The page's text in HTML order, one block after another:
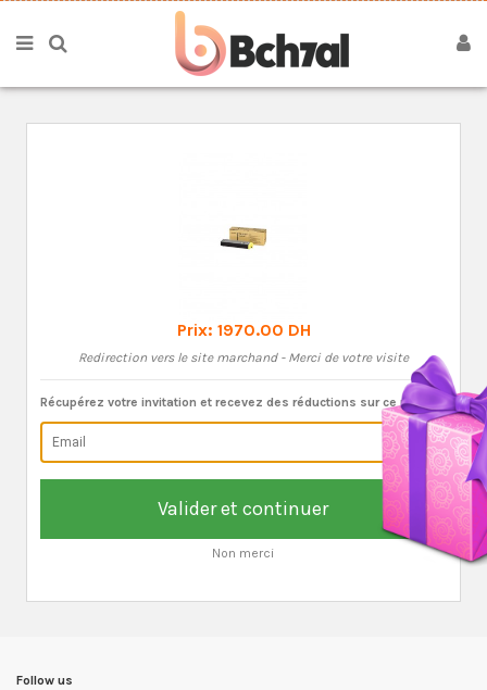
Prix: 1970.00 DH
Redirection vers le site marchand - Merci de votre visite
Récupérez votre invitation et recevez des réductions sur ce produit:
Valider et continuer
Non merci
Follow us